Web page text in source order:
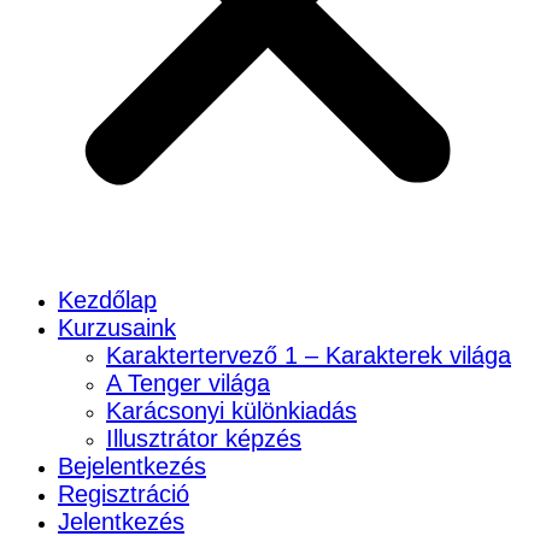
Kezdőlap
Kurzusaink
Karaktertervező 1 – Karakterek világa
A Tenger világa
Karácsonyi különkiadás
Illusztrátor képzés
Bejelentkezés
Regisztráció
Jelentkezés